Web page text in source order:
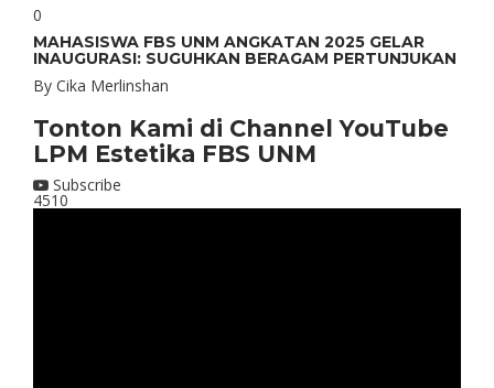
0
MAHASISWA FBS UNM ANGKATAN 2025 GELAR
INAUGURASI: SUGUHKAN BERAGAM PERTUNJUKAN
By Cika Merlinshan
Tonton Kami di Channel YouTube
LPM Estetika FBS UNM
Subscribe
4510